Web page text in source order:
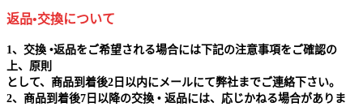
返品•交換について
1、交換 •返品をご希望される場合には下記の注意事項をご確認の
上、原則
として、商品到着後2日以内にメールにて弊社までご連絡下さい。
2、商品到着後7日以降の交換 • 返品には、応じかねる場合がありま